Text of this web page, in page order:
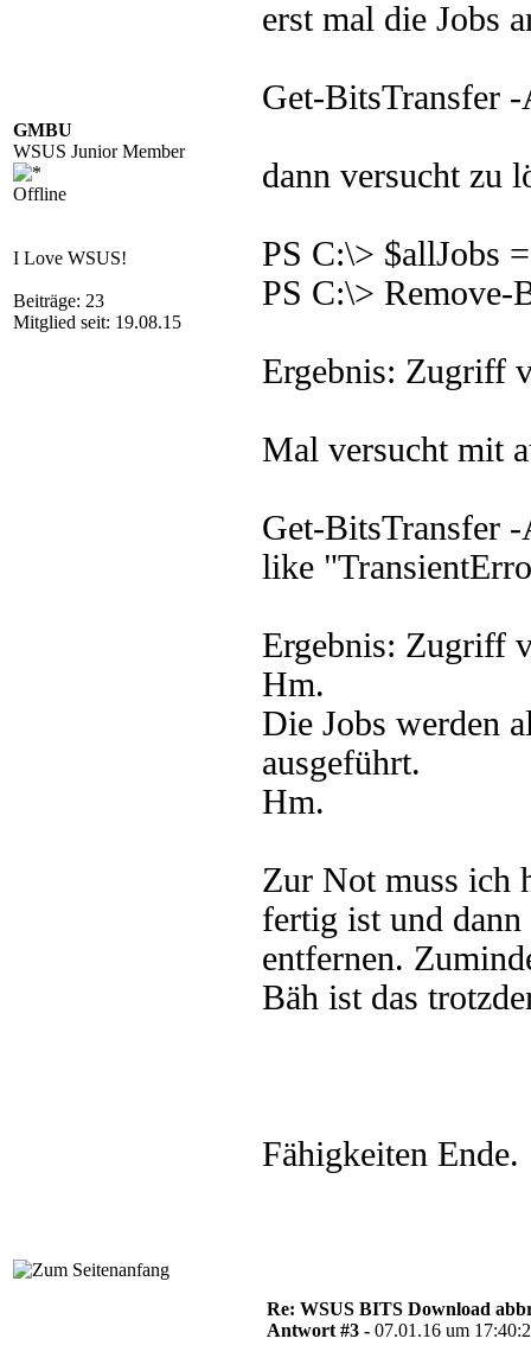
GMBU
WSUS Junior Member
Offline
I Love WSUS!
Beiträge: 23
Mitglied seit: 19.08.15
erst mal die Jobs
Get-BitsTransfer
dann versucht zu
PS C:\> $allJobs
PS C:\> Remove-
Ergebnis: Zugriff
Mal versucht mit
Get-BitsTransfer
like
Ergebnis: Zugriff
Hm.
Die Jobs werden
ausgeführt.
Hm.
Zur Not muss ich
fertig ist und
entfernen.
Bäh ist das
Fähigkeiten Ende.
Re: WSUS BITS Download
Antwort #3 - 07.01.16 um